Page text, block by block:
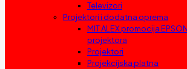
Televizori
Projektori i dodatna oprema
MIT ALEX promocija EPSON
projektora
Projektori
Projekcijska platna